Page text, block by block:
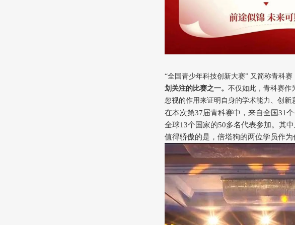
“全国青少年科技创新大赛” 又简称青科赛
划关注的比赛之一。 不仅如此，青科赛作
忽视的作用来证明自身的学术能力、创新
在本次第37届青科赛中，来自全国31
全球13个国家的50多名代表参加。其
值得骄傲的是，倍塔狗的两位学员作